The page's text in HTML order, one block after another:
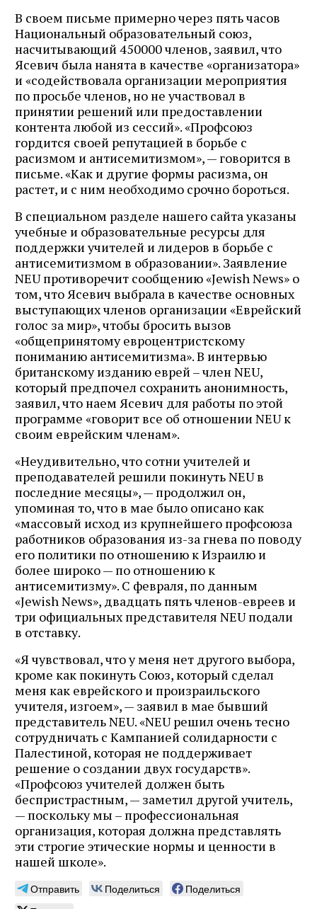
В своем письме примерно через пять часов
Национальный образовательный союз,
насчитывающий 450000 членов, заявил, что
Ясевич была нанята в качестве «организатора»
и «содействовала организации мероприятия
по просьбе членов, но не участвовал в
принятии решений или предоставлении
контента любой из сессий». «Профсоюз
гордится своей репутацией в борьбе с
расизмом и антисемитизмом», — говорится в
письме. «Как и другие формы расизма, он
растет, и с ним необходимо срочно бороться.
В специальном разделе нашего сайта указаны
учебные и образовательные ресурсы для
поддержки учителей и лидеров в борьбе с
антисемитизмом в образовании». Заявление
NEU противоречит сообщению «Jewish News» о
том, что Ясевич выбрала в качестве основных
выступающих членов организации «Еврейский
голос за мир», чтобы бросить вызов
«общепринятому евроцентристскому
пониманию антисемитизма». В интервью
британскому изданию еврей – член NEU,
который предпочел сохранить анонимность,
заявил, что наем Ясевич для работы по этой
программе «говорит все об отношении NEU к
своим еврейским членам».
«Неудивительно, что сотни учителей и
преподавателей решили покинуть NEU в
последние месяцы», — продолжил он,
упоминая то, что в мае было описано как
«массовый исход из крупнейшего профсоюза
работников образования из-за гнева по поводу
его политики по отношению к Израилю и
более широко — по отношению к
антисемитизму». С февраля, по данным
«Jewish News», двадцать пять членов-евреев и
три официальных представителя NEU подали
в отставку.
«Я чувствовал, что у меня нет другого выбора,
кроме как покинуть Союз, который сделал
меня как еврейского и произраильского
учителя, изгоем», — заявил в мае бывший
представитель NEU. «NEU решил очень тесно
сотрудничать с Кампанией солидарности с
Палестиной, которая не поддерживает
решение о создании двух государств».
«Профсоюз учителей должен быть
беспристрастным, — заметил другой учитель,
— поскольку мы – профессиональная
организация, которая должна представлять
эти строгие этические нормы и ценности в
нашей школе».
Отправить Поделиться
Поделиться